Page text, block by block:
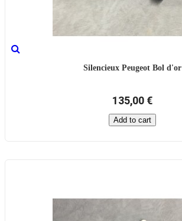
Silencieux Peugeot Bol d'or
135,00 €
Add to cart